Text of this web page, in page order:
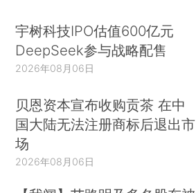
宇树科技IPO估值600亿元
DeepSeek参与战略配售
2026年08月06日
贝恩资本宣布收购贡茶 在中
国大陆无法注册商标后退出市
场
2026年08月06日